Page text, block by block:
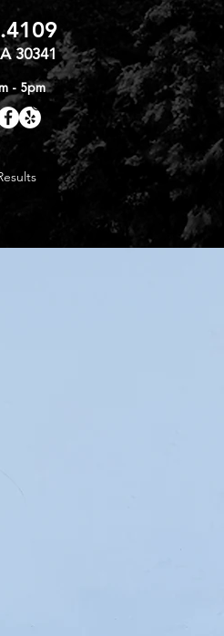
30341
- 5pm